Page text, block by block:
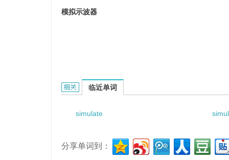
模拟示波器
simulated oscilloscope的相关资料：
临近单词
simulate
分享单词到：